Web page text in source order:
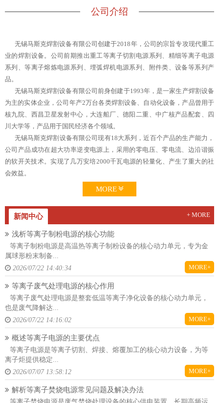
公司介绍
无锡马斯克焊割设备有限公司创建于2018年，公司的宗旨专攻现代重工
业的焊割设备。公司前期推出重工等离子切割电源系列、精细等离子电源
系列、等离子熔炼电源系列、埋弧焊机电源系列、附件类、设备等系列产
品。
无锡马斯克焊割设备有限公司前身创建于1993年，是一家生产焊割设备
为主的实体企业，公司年产2万台各类焊割设备、自动化设备，产品曾用于
核九院、西昌卫星发射中心，大连船厂、德阳二重、中广核产品配套、四
川大学等，产品用于国民经济各个领域。
无锡马斯克焊割设备有限公司现有18大系列，近百个产品的生产能力，
公司产品成功在超大功率逆变电源上，采用的零电压、零电流、边沿谐振
的软开关技术。实现了几万安培2000千瓦电源的轻量化、产生了重大的社
会效益。
MORE
新闻中心 + MORE
浅析等离子制粉电源的核心功能
等离子制粉电源是高温热等离子制粉设备的核心动力单元，专为金
属球形粉末制备...
2026/07/22 14:40:34
MORE+
等离子废气处理电源的核心作用
等离子废气处理电源是整套低温等离子净化设备的核心动力单元，
也是废气降解达...
2026/07/22 14:16:02
MORE+
概述等离子电源的主要优点
等离子电源是等离子切割、焊接、熔覆加工的核心动力设备，为等
离子炬提供稳定...
2026/07/07 13:58:12
MORE+
解析等离子焚烧电源常见问题及解决办法